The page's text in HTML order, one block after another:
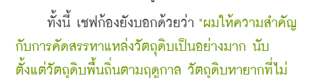
ทั้งนี้ เชฟก้องยังบอกด้วยว่า "ผมให้ความสำคัญ
กับการคัดสรรหาแหล่งวัตถุดิบเป็นอย่างมาก นับ
ตั้งแต่วัตถุดิบพื้นถิ่นตามฤดูกาล วัตถุดิบหายากที่ไม่